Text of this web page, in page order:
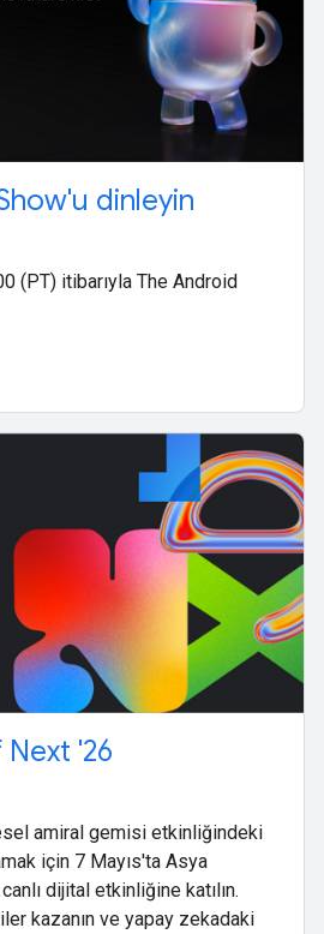
dinleyin
(PT) itibarıyla The Android
'26
amiral gemisi etkinliğindeki
için 7 Mayıs'ta Asya
dijital etkinliğine katılın.
kazanın ve yapay zekadaki